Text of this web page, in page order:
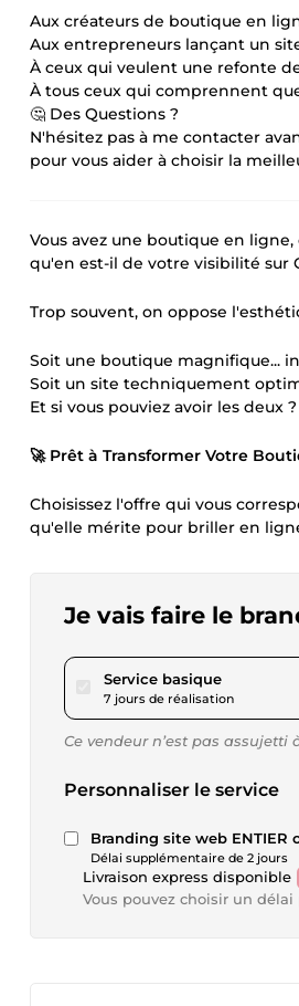
Aux créateurs de boutique en
Aux entrepreneurs lançant un
À ceux qui veulent une refonte
À tous ceux qui comprennent
🤔 Des Questions ?
N'hésitez pas à me contacter
pour vous aider à choisir la
Vous avez une boutique en
qu'en est-il de votre visibilité sur
Trop souvent, on oppose
Soit une boutique magnifique...
Soit un site techniquement
Et si vous pouviez avoir les deux
🚀 Prêt à Transformer Votre
Choisissez l'offre qui vous
qu'elle mérite pour briller en
Je vais faire le
Service basiquepour
7 jours de réalisation
Ce vendeur n’est pas assujetti
Personnaliser le service
Branding site web ENTIER
Délai supplémentaire de 2 jours
Livraison express disponible
Vous pouvez choisir un